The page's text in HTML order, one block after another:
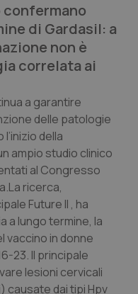
di Gardasil: a
non è
correlata ai
a garantire
delle patologie
della
ampio studio clinico
al Congresso
ricerca,
Future II , ha
a lungo termine, la
vaccino in donne
23. Il principale
lesioni cervicali
causate dai tipi Hpv